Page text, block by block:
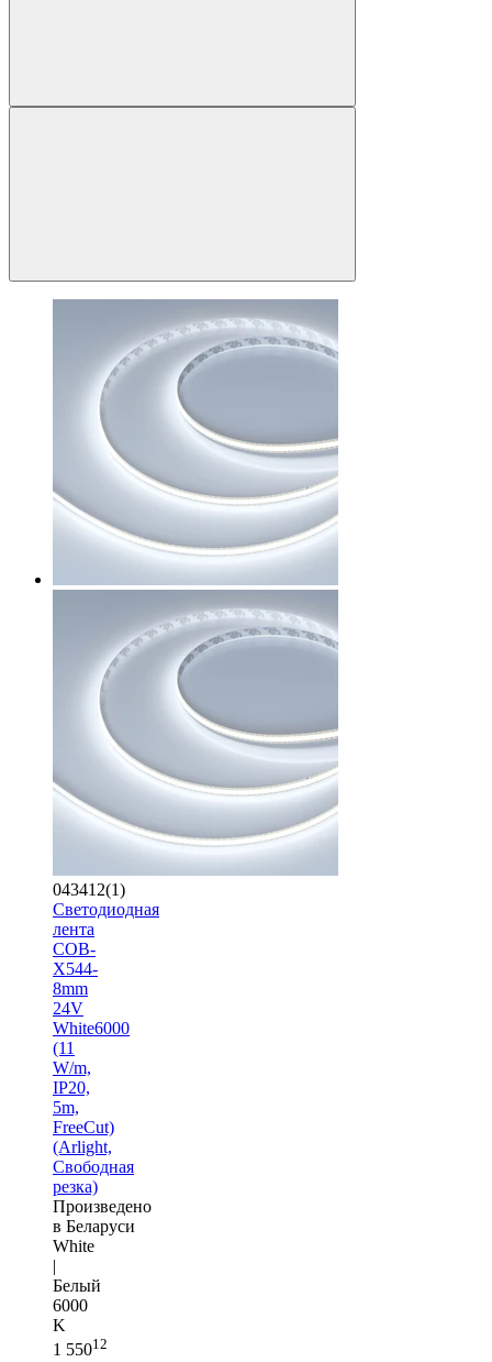
043412(1)
Светодиодная
лента
COB-
X544-
8mm
24V
White6000
(11
W/m,
IP20,
5m,
FreeCut)
(Arlight,
Свободная
резка)
Произведено
в Беларуси
White
|
Белый
6000
K
1 55012